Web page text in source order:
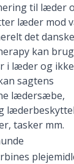
til læder
læder mod
det danske
kan
i læder og
sagtens
lædersæbe,
tasker mm.